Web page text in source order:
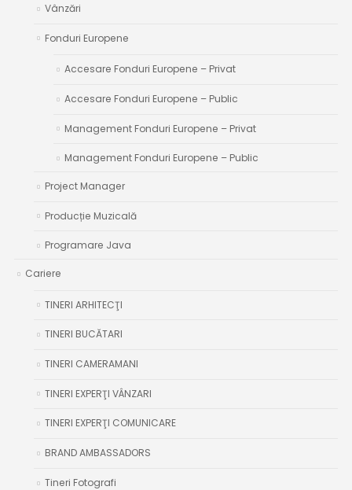
Vânzări
Fonduri Europene
Accesare Fonduri Europene – Privat
Accesare Fonduri Europene – Public
Management Fonduri Europene – Privat
Management Fonduri Europene – Public
Project Manager
Producție Muzicală
Programare Java
Cariere
TINERI ARHITECŢI
TINERI BUCĂTARI
TINERI CAMERAMANI
TINERI EXPERŢI VÂNZARI
TINERI EXPERŢI COMUNICARE
BRAND AMBASSADORS
Tineri Fotografi